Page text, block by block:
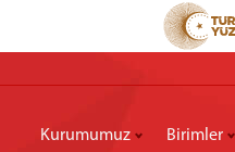
Kurumumuz Birimler